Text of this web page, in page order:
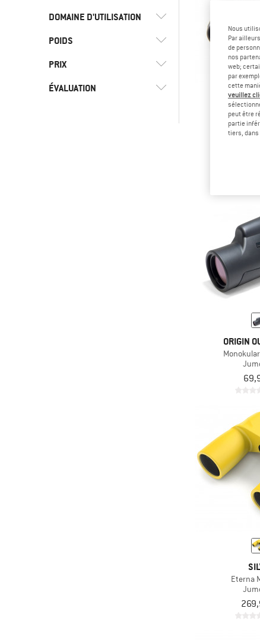
DOMAINE D'UTILISATION
Loisirs
POIDS
PRIX
ÉVALUATION
ORIGIN
ORIGIN
Eterna
Nous
Par
de
nos
web;
par
cette
veuillez
peut être
partie
tiers, dans